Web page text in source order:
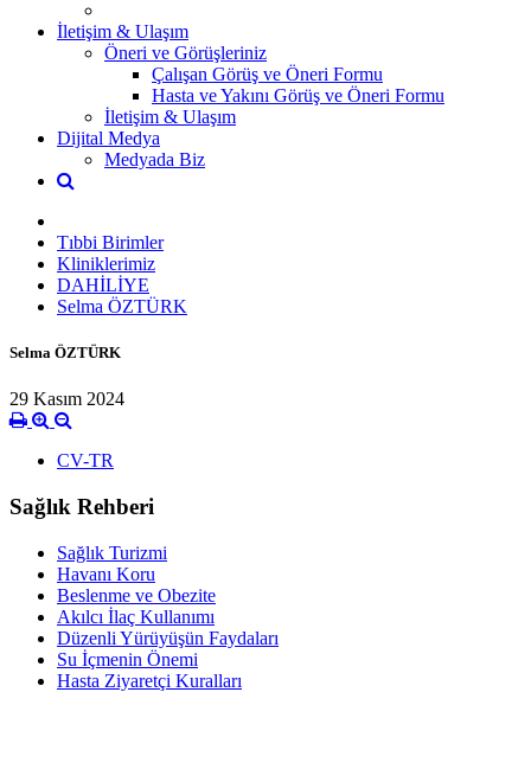
İletişim & Ulaşım
Öneri ve Görüşleriniz
Çalışan Görüş ve Öneri Formu
Hasta ve Yakını Görüş ve Öneri Formu
İletişim & Ulaşım
Dijital Medya
Medyada Biz
Tıbbi Birimler
Kliniklerimiz
DAHİLİYE
Selma ÖZTÜRK
Selma ÖZTÜRK
29 Kasım 2024
CV-TR
Sağlık Rehberi
Sağlık Turizmi
Havanı Koru
Beslenme ve Obezite
Akılcı İlaç Kullanımı
Düzenli Yürüyüşün Faydaları
Su İçmenin Önemi
Hasta Ziyaretçi Kuralları